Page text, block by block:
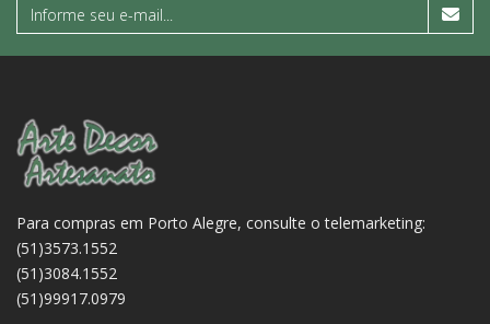
Para compras em Porto Alegre, consulte o telemarketing:
(51)3573.1552
(51)3084.1552
(51)99917.0979